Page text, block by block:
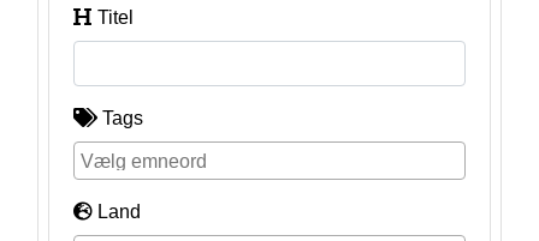
Titel
Tags
Land